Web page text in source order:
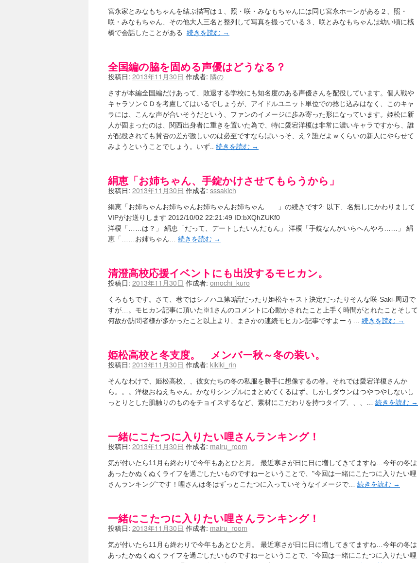
宮永家とみなもちゃんを結ぶ描写は１、照・咲・みなもちゃんには同じ宮永ホーンがある２、照・
咲・みなもちゃん、その他大人三名と整列して写真を撮っている３、咲とみなもちゃんは幼い頃に桟
橋で会話したことがある 続きを読む →
全国編の脇を固める声優はどうなる？
投稿日: 2013年11月30日 作成者: 隣の
さすが本編全国編だけあって、敗退する学校にも知名度のある声優さんを配役しています。個人戦や
キャラソンＣＤを考慮してはいるでしょうが、アイドルユニット単位での捻じ込みはなく、このキャ
ラには、こんな声が合いそうだという、ファンのイメージに歩み寄った形になっています。姫松に新
人が固まったのは、関西出身者に重きを置いた為で、特に愛宕洋榎は非常に濃いキャラですから、誰
が配役されても賛否の差が激しいのは必至ですならばいっそ、え？誰だよｗくらいの新人にやらせて
みようということでしょう。いず.. 続きを読む →
絹恵「お姉ちゃん、手錠かけさせてもらうから」
投稿日: 2013年11月30日 作成者: sssakich
絹恵「お姉ちゃんお姉ちゃんお姉ちゃんお姉ちゃん……」の続きです2: 以下、名無しにかわりまして
VIPがお送りします 2012/10/02 22:21:49 ID:bXQhZUKf0
洋榎「……は？」 絹恵「だって、デートしたいんだもん」 洋榎「手錠なんかいらへんやろ……」 絹
恵「……お姉ちゃん… 続きを読む →
清澄高校応援イベントにも出没するモヒカン。
投稿日: 2013年11月30日 作成者: omochi_kuro
くろもちです。さて、巷ではシノハユ第3話だったり姫松キャスト決定だったりそんな咲-Saki-周辺で
すが…。モヒカン記事に頂いた※1さんのコメントに心動かされたこと上手く時間がとれたことそして
何故か訪問者様が多かったこと以上より、まさかの連続モヒカン記事ですよーぅ… 続きを読む →
姫松高校と冬支度。 メンバー秋～冬の装い。
投稿日: 2013年11月30日 作成者: kikiki_rin
そんなわけで、姫松高校、、彼女たちの冬の私服を勝手に想像するの巻。それでは愛宕洋榎さんか
ら。。。洋榎おねえちゃん。かなりシンプルにまとめてくるはず。しかしダウンはつやつやしないし
っとりとした肌触りのものをチョイスするなど、素材にこだわりを持つタイプ、、、… 続きを読む →
一緒にこたつに入りたい哩さんランキング！
投稿日: 2013年11月30日 作成者: mairu_room
気が付いたら11月も終わりで今年もあとひと月。 最近寒さが日に日に増してきてますね…今年の冬は
あったかぬくぬくライフを過ごしたいものですねーということで、"今回は一緒にこたつに入りたい哩
さんランキング"です！哩さんは冬はずっとこたつに入っていそうなイメージで… 続きを読む →
一緒にこたつに入りたい哩さんランキング！
投稿日: 2013年11月30日 作成者: mairu_room
気が付いたら11月も終わりで今年もあとひと月。 最近寒さが日に日に増してきてますね…今年の冬は
あったかぬくぬくライフを過ごしたいものですねーということで、"今回は一緒にこたつに入りたい哩